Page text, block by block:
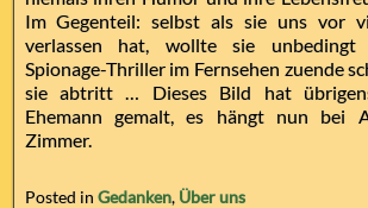
Im Gegenteil: selbst als sie uns vor
verlassen hat, wollte sie unbedingt
Spionage-Thriller im Fernsehen zuende
sie abtritt … Dieses Bild hat
Ehemann gemalt, es hängt nun bei
Zimmer.
Posted in Gedanken, Über uns